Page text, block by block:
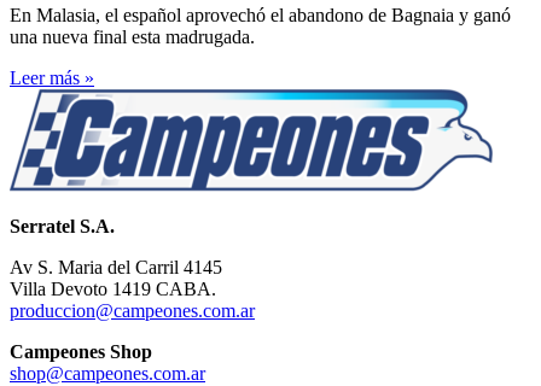
En Malasia, el español aprovechó el abandono de Bagnaia y ganó
una nueva final esta madrugada.
Leer más »
Serratel S.A.
Av S. Maria del Carril 4145
Villa Devoto 1419 CABA.
produccion@campeones.com.ar
Campeones Shop
shop@campeones.com.ar